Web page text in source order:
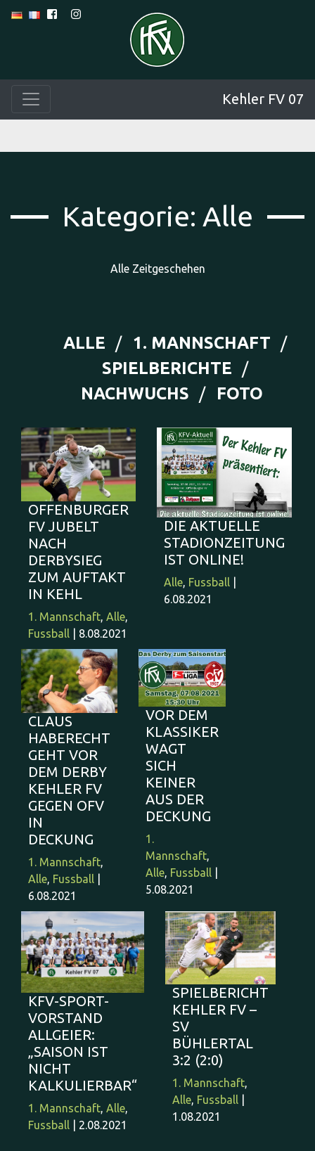
Kehler FV 07
Kategorie: Alle
Alle Zeitgeschehen
ALLE
1. MANNSCHAFT
SPIELBERICHTE
NACHWUCHS
FOTO
OFFENBURGER
FV JUBELT
NACH
DERBYSIEG
ZUM AUFTAKT
IN KEHL
1. Mannschaft, Alle,
Fussball | 8.08.2021
DIE AKTUELLE
STADIONZEITUNG
IST ONLINE!
Alle Fussball
6.08.2021
CLAUS
HABERECHT
GEHT VOR
DEM DERBY
KEHLER FV
GEGEN OFV
IN
DECKUNG
1. Mannschaft,
Alle, Fussball
6.08.2021
VOR DEM
KLASSIKER
WAGT
SICH
KEINER
AUS DER
DECKUNG
1.
Mannschaft,
Alle, Fussball
5.08.2021
KFV-SPORT-
VORSTAND
ALLGEIER:
„SAISON IST
NICHT
KALKULIERBAR“
1. Mannschaft, Alle,
Fussball | 2.08.2021
SPIELBERICHT
KEHLER FV –
SV
BÜHLERTAL
3:2 (2:0)
1. Mannschaft,
Alle, Fussball
1.08.2021